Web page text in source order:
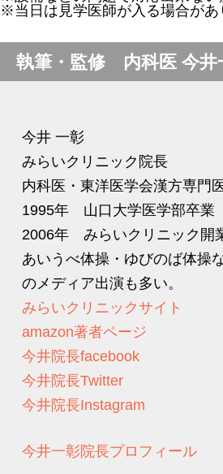
※当日は見学医師が入る場合が
執筆・監修 内科医 今井
今井 一彰
みらいクリニック院長
内科医・東洋医学会漢方専門
1995年 山口大学医学部卒業
2006年 みらいクリニック開
あいうべ体操・ゆびのば体操
のメディア出演も多い。
みらいクリニックサイト
amazon著者ページ
今井院長facebook
今井院長Twitter
今井院長Instagram
今井一彰院長プロフィール